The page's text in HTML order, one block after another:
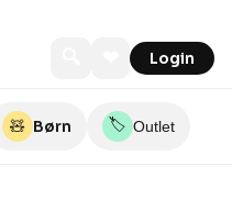
Login
🧸 Børn 🏷️ Outlet